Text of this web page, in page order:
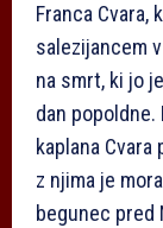
Franca Cvara,
salezijancem
na smrt, ki jo
dan
kaplana
z njima je
begunec pred